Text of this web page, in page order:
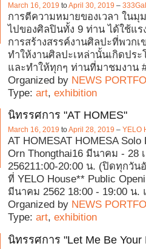
March 16, 2019 toApril 30, 2019 –
การตีความหมายของเวลา ในมุ
ไปของศิลปินทั้ง 9 ท่าน ได้ใช้แร
การสร้างสรรค์งานศิลปะที่พวกเ
ทำให้งานศิลปะเหล่านั้นเกิดปร
และทำให้ทุกๆ ท่านที่มาชมงาน
Organized by NEWS
Type: art, exhibition
นิทรรศการ "AT HOMES"
March 16, 2019 toApril 28, 2019 – YELO
AT HOMESAT HOMESA Solo
Orn Thongthai16 มีนาคม - 28
256211:00-20:00 น. (ปิดทุกวัน
ที่ YELO House** Public
มีนาคม 2562 18:00 - 19:00 น.
Organized by NEWS
Type: art, exhibition
นิทรรศการ "Let Me Be Your